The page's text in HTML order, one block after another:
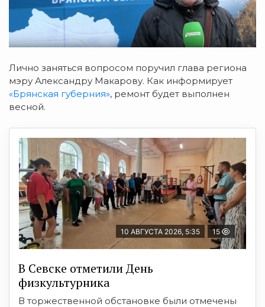
Лично заняться вопросом поручил глава региона
мэру Александру Макарову. Как информирует
«Брянская губерния», ремонт будет выполнен
весной.
10 АВГУСТА 2026, 5:35 15
В Севске отметили День
физкультурника
В торжественной обстановке были отмечены